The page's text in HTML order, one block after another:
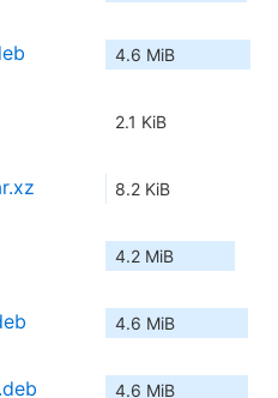
4.6 MiB
2.1 KiB
8.2 KiB
4.2 MiB
4.6 MiB
4.6 MiB